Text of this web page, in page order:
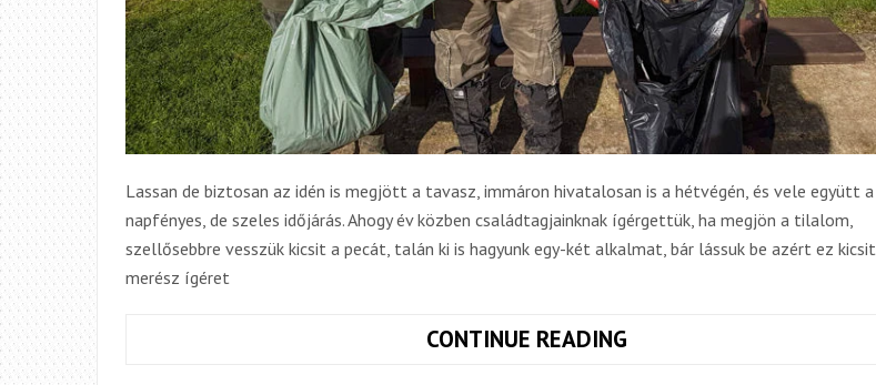
Lassan de biztosan az idén is megjött a tavasz, immáron hivatalosan is a hétvégén, és vele együtt a
napfényes, de szeles időjárás. Ahogy év közben családtagjainknak ígérgettük, ha megjön a tilalom,
szellősebbre vesszük kicsit a pecát, talán ki is hagyunk egy-két alkalmat, bár lássuk be azért ez kicsit
merész ígéret
CONTINUE READINGBOT